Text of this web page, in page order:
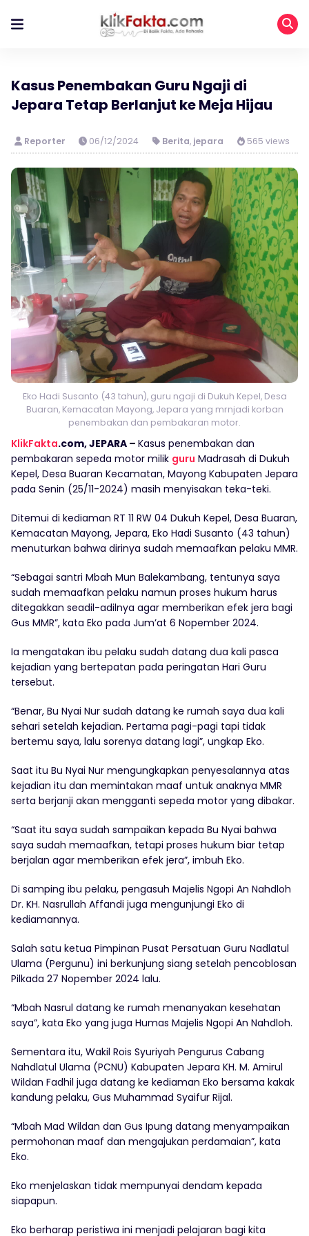
Kasus Penembakan Guru Ngaji di
Jepara Tetap Berlanjut ke Meja Hijau
Reporter 06/12/2024 Berita, jepara 565 views
Eko Hadi Susanto (43 tahun), guru ngaji di Dukuh Kepel, Desa
Buaran, Kemacatan Mayong, Jepara yang mrnjadi korban
penembakan dan pembakaran motor.
KlikFakta.com, JEPARA – Kasus penembakan dan
pembakaran sepeda motor milik guru Madrasah di Dukuh
Kepel, Desa Buaran Kecamatan, Mayong Kabupaten Jepara
pada Senin (25/11-2024) masih menyisakan teka-teki.
Ditemui di kediaman RT 11 RW 04 Dukuh Kepel, Desa Buaran,
Kemacatan Mayong, Jepara, Eko Hadi Susanto (43 tahun)
menuturkan bahwa dirinya sudah memaafkan pelaku MMR.
“Sebagai santri Mbah Mun Balekambang, tentunya saya
sudah memaafkan pelaku namun proses hukum harus
ditegakkan seadil-adilnya agar memberikan efek jera bagi
Gus MMR”, kata Eko pada Jum’at 6 Nopember 2024.
Ia mengatakan ibu pelaku sudah datang dua kali pasca
kejadian yang bertepatan pada peringatan Hari Guru
tersebut.
“Benar, Bu Nyai Nur sudah datang ke rumah saya dua kali
sehari setelah kejadian. Pertama pagi-pagi tapi tidak
bertemu saya, lalu sorenya datang lagi”, ungkap Eko.
Saat itu Bu Nyai Nur mengungkapkan penyesalannya atas
kejadian itu dan memintakan maaf untuk anaknya MMR
serta berjanji akan mengganti sepeda motor yang dibakar.
“Saat itu saya sudah sampaikan kepada Bu Nyai bahwa
saya sudah memaafkan, tetapi proses hukum biar tetap
berjalan agar memberikan efek jera”, imbuh Eko.
Di samping ibu pelaku, pengasuh Majelis Ngopi An Nahdloh
Dr. KH. Nasrullah Affandi juga mengunjungi Eko di
kediamannya.
Salah satu ketua Pimpinan Pusat Persatuan Guru Nadlatul
Ulama (Pergunu) ini berkunjung siang setelah pencoblosan
Pilkada 27 Nopember 2024 lalu.
“Mbah Nasrul datang ke rumah menanyakan kesehatan
saya”, kata Eko yang juga Humas Majelis Ngopi An Nahdloh.
Sementara itu, Wakil Rois Syuriyah Pengurus Cabang
Nahdlatul Ulama (PCNU) Kabupaten Jepara KH. M. Amirul
Wildan Fadhil juga datang ke kediaman Eko bersama kakak
kandung pelaku, Gus Muhammad Syaifur Rijal.
“Mbah Mad Wildan dan Gus Ipung datang menyampaikan
permohonan maaf dan mengajukan perdamaian”, kata
Eko.
Eko menjelaskan tidak mempunyai dendam kepada
siapapun.
Eko berharap peristiwa ini menjadi pelajaran bagi kita